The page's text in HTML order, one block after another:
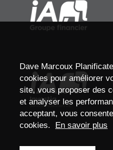
Dave Marcoux
cookies pour améliorer
site, vous proposer des
et analyser les
acceptant, vous
cookies. En savoir plus